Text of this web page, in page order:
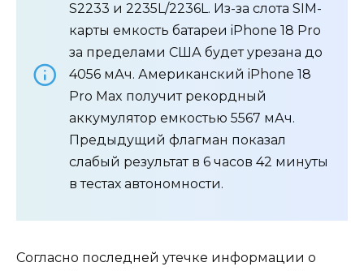
S2233 и 2235L/2236L. Из-за слота SIM-
карты емкость батареи iPhone 18 Pro
за пределами США будет урезана до
4056 мАч. Американский iPhone 18
Pro Max получит рекордный
аккумулятор емкостью 5567 мАч.
Предыдущий флагман показал
слабый результат в 6 часов 42 минуты
в тестах автономности.
Согласно последней утечке информации о